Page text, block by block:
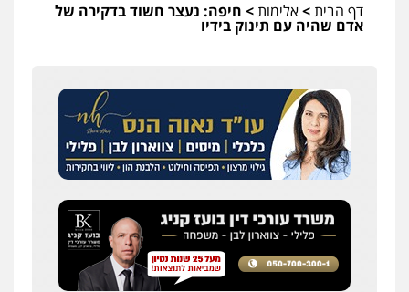
דף הבית>אלימות> חיפה: נעצר חשוד בדקירה של
אדם שהיה עם תינוק בידיו